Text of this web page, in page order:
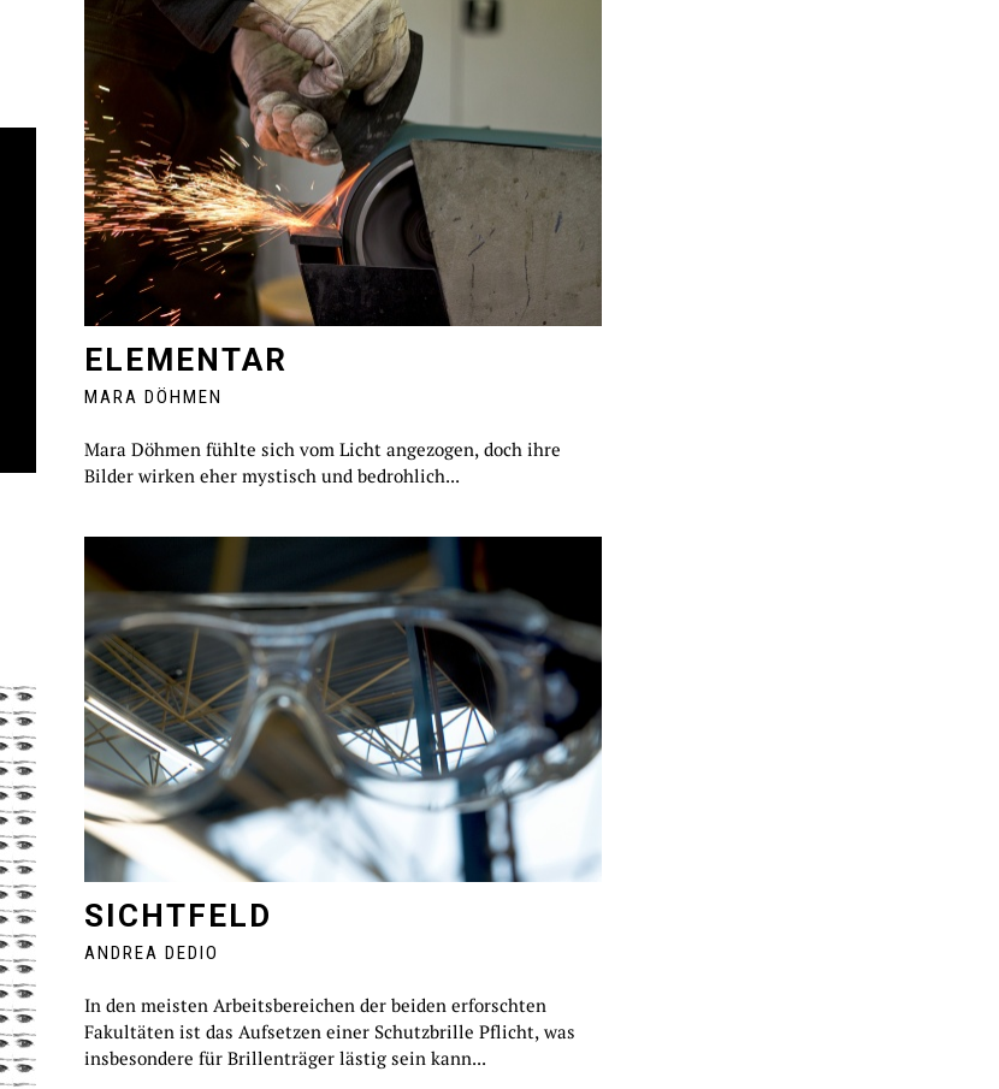
ELEMENTAR
MARA DÖHMEN
Mara Döhmen fühlte sich vom Licht angezogen, doch ihre
Bilder wirken eher mystisch und bedrohlich...
SICHTFELD
ANDREA DEDIO
In den meisten Arbeitsbereichen der beiden erforschten
Fakultäten ist das Aufsetzen einer Schutzbrille Pflicht, was
insbesondere für Brillenträger lästig sein kann...